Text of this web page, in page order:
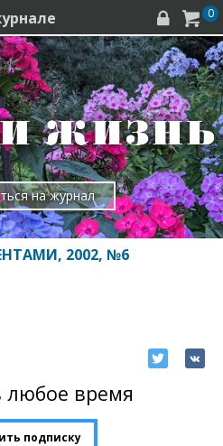
  0
на журнал
2002, №6
любое время
подписку